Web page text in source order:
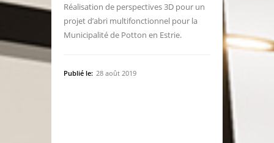
Réalisation de perspectives 3D pour un
projet d’abri multifonctionnel pour la
Municipalité de Potton en Estrie.
Publié le: 28 août 2019